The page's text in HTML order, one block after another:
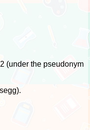
(under the pseudonym